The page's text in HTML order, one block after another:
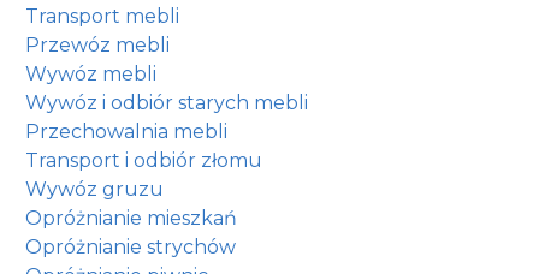
Transport mebli
Przewóz mebli
Wywóz mebli
Wywóz i odbiór starych mebli
Przechowalnia mebli
Transport i odbiór złomu
Wywóz gruzu
Opróżnianie mieszkań
Opróżnianie strychów